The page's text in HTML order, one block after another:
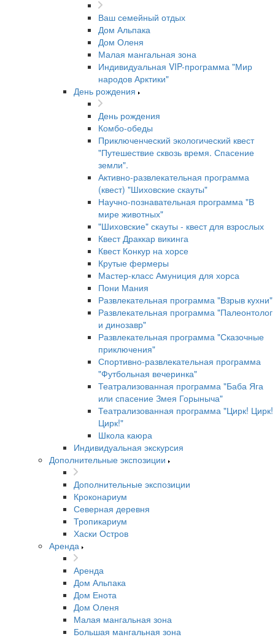
Ваш семейный отдых
Дом Альпака
Дом Оленя
Малая мангальная зона
Индивидуальная VIP-программа "Мир
народов Арктики"
День рождения
День рождения
Комбо-обеды
Приключенческий экологический квест
"Путешествие сквозь время. Спасение
земли".
Активно-развлекательная программа
(квест) "Шиховские скауты"
Научно-познавательная программа "В
мире животных"
"Шиховские" скауты - квест для взрослых
Квест Драккар викинга
Квест Конкур на хорсе
Крутые фермеры
Мастер-класс Амуниция для хорса
Пони Мания
Развлекательная программа "Взрыв кухни"
Развлекательная программа "Палеонтолог
и динозавр"
Развлекательная программа "Сказочные
приключения"
Спортивно-развлекательная программа
"Футбольная вечеринка"
Театрализованная программа "Баба Яга
или спасение Змея Горыныча"
Театрализованная программа "Цирк! Цирк!
Цирк!"
Школа каюра
Индивидуальная экскурсия
Дополнительные экспозиции
Дополнительные экспозиции
Кроконариум
Северная деревня
Тропикариум
Хаски Остров
Аренда
Аренда
Дом Альпака
Дом Енота
Дом Оленя
Малая мангальная зона
Большая мангальная зона